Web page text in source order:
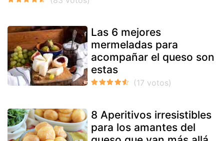
Las 6 mejores
mermeladas para
acompañar el queso son
estas
8 Aperitivos irresistibles
para los amantes del